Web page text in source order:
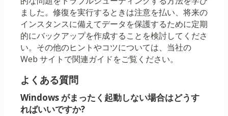
ました。修復を実行するときは注意を払い、将来の
インスタンスに備えてデータを保護するために定期
的にバックアップを作成することを検討してくださ
い。その他のヒントやコツについては、当社の
Web サイトで関連ガイドをご覧ください。
よくある質問
Windows がまったく起動しない場合はどうす
ればいいですか?